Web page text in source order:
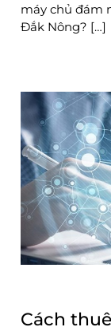
máy chủ đám
Đắk Nông? […]
Cách